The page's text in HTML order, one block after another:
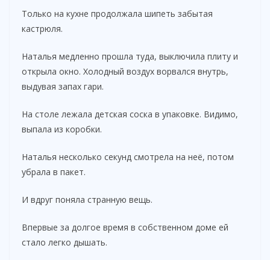
Только на кухне продолжала шипеть забытая
кастрюля.
Наталья медленно прошла туда, выключила плиту и
открыла окно. Холодный воздух ворвался внутрь,
выдувая запах гари.
На столе лежала детская соска в упаковке. Видимо,
выпала из коробки.
Наталья несколько секунд смотрела на неё, потом
убрала в пакет.
И вдруг поняла странную вещь.
Впервые за долгое время в собственном доме ей
стало легко дышать.